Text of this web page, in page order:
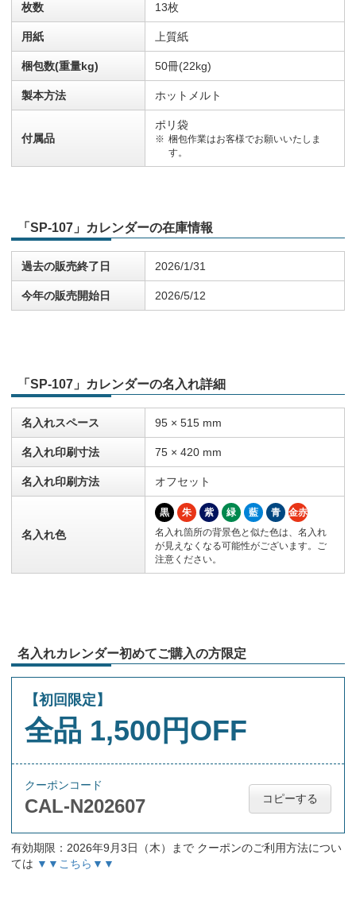
枚数 13枚
用紙 上質紙
梱包数(重量kg) 50冊(22kg)
製本方法 ホットメルト
付属品
ポリ袋
梱包作業はお客様でお願いいたしま
す。
「SP-107」カレンダーの在庫情報
過去の販売終了日 2026/1/31
今年の販売開始日 2026/5/12
「SP-107」カレンダーの名入れ詳細
名入れスペース 95 × 515 mm
名入れ印刷寸法 75 × 420 mm
名入れ印刷方法 オフセット
名入れ色
黒 朱 紫 緑 藍 青
金赤
名入れ箇所の背景色と似た色は、名入れ
が見えなくなる可能性がございます。ご
注意ください。
名入れカレンダー初めてご購入の方限定
【初回限定】
全品 1,500円OFF
クーポンコード
CAL-N202607 コピーする
有効期限：2026年9月3日（木）まで クーポンのご利用方法につい
ては ▼▼こちら▼▼